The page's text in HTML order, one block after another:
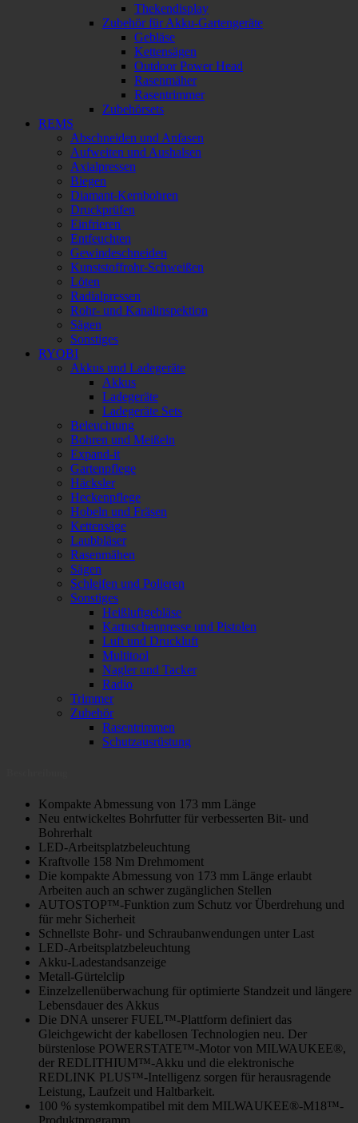
Thekendisplay
Zubehör für Akku-Gartengeräte
Gebläse
Kettensägen
Outdoor Power Head
Rasenmäher
Rasentrimmer
Zubehörsets
REMS
Abschneiden und Anfasen
Aufweiten und Aushalsen
Axialpressen
Biegen
Diamant-Kernbohren
Druckprüfen
Einfrieren
Entfeuchten
Gewindeschneiden
Kunststoffrohr-Schweißen
Löten
Radialpressen
Rohr- und Kanalinspektion
Sägen
Sonstiges
RYOBI
Akkus und Ladegeräte
Akkus
Ladegeräte
Ladegeräte Sets
Beleuchtung
Bohren und Meißeln
Expand-it
Gartenpflege
Häcksler
Heckenpflege
Hobeln und Fräsen
Kettensäge
Laubbläser
Rasenmähen
Sägen
Schleifen und Polieren
Sonstiges
Heißluftgebläse
Kartuschenpresse und Pistolen
Luft und Druckluft
Multitool
Nagler und Tacker
Radio
Trimmer
Zubehör
Rasentrimmen
Schutzausrüstung
Kompakte Abmessung von 173 mm Länge
Neu entwickeltes Bohrfutter für verbesserten Bit- und
Bohrerhalt
LED-Arbeitsplatzbeleuchtung
Kraftvolle 158 Nm Drehmoment
Die kompakte Abmessung von 173 mm Länge erlaubt
Arbeiten auch an schwer zugänglichen Stellen
AUTOSTOP™-Funktion zum Schutz vor Überdrehung und
für mehr Sicherheit
Schnellste Bohr- und Schraubanwendungen unter Last
LED-Arbeitsplatzbeleuchtung
Akku-Ladestandsanzeige
Metall-Gürtelclip
Einzelzellenüberwachung für optimierte Standzeit und längere
Lebensdauer des Akkus
Die DNA unserer FUEL™-Plattform definiert das
Gleichgewicht der kabellosen Technologien neu. Der
bürstenlose POWERSTATE™-Motor von MILWAUKEE®,
der REDLITHIUM™-Akku und die elektronische
REDLINK PLUS™-Intelligenz sorgen für herausragende
Leistung, Laufzeit und Haltbarkeit.
100 % systemkompatibel mit dem MILWAUKEE®-M18™-